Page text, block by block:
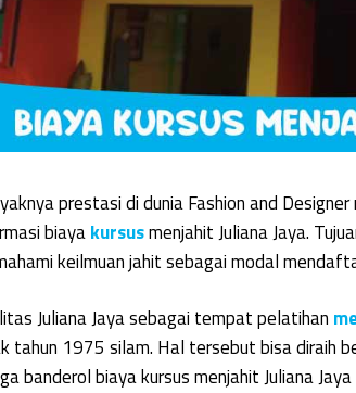
prestasi di dunia Fashion and
biayakursusmenjahit Juliana Jaya.
keilmuan jahit sebagai modal
Juliana Jaya sebagai tempat pelatihan
tahun 1975 silam. Hal tersebut bisa diraih
banderol biaya kursus menjahit Juliana